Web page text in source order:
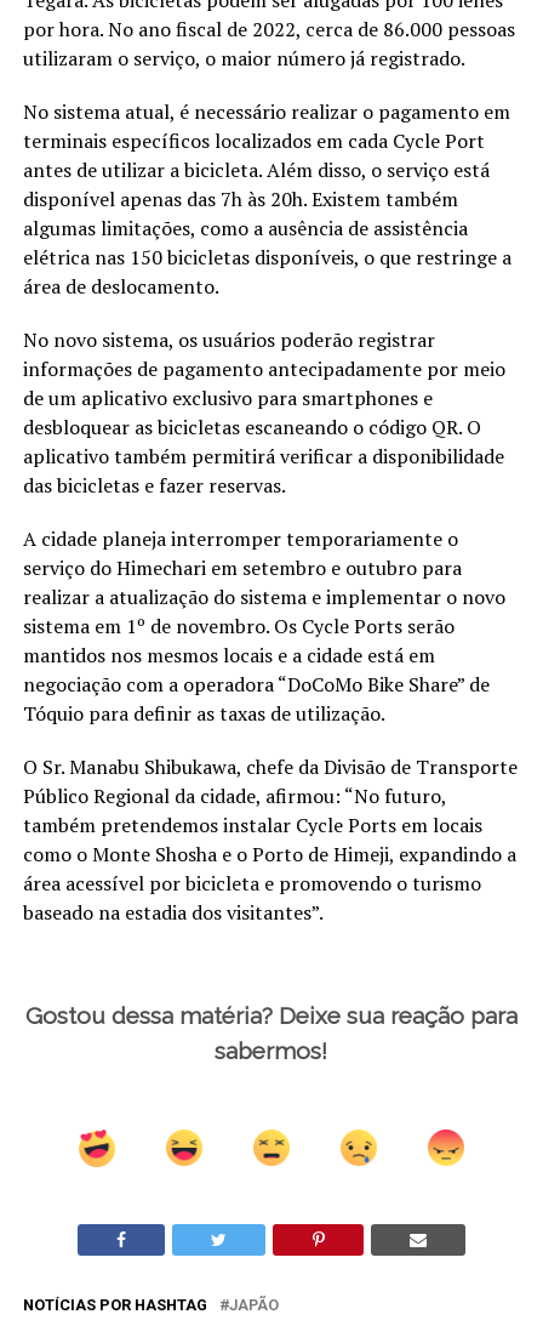
por hora. No ano fiscal de 2022, cerca de 86.000 pessoas
utilizaram o serviço, o maior número já registrado.
No sistema atual, é necessário realizar o pagamento em
terminais específicos localizados em cada Cycle Port
antes de utilizar a bicicleta. Além disso, o serviço está
disponível apenas das 7h às 20h. Existem também
algumas limitações, como a ausência de assistência
elétrica nas 150 bicicletas disponíveis, o que restringe a
área de deslocamento.
No novo sistema, os usuários poderão registrar
informações de pagamento antecipadamente por meio
de um aplicativo exclusivo para smartphones e
desbloquear as bicicletas escaneando o código QR. O
aplicativo também permitirá verificar a disponibilidade
das bicicletas e fazer reservas.
A cidade planeja interromper temporariamente o
serviço do Himechari em setembro e outubro para
realizar a atualização do sistema e implementar o novo
sistema em 1º de novembro. Os Cycle Ports serão
mantidos nos mesmos locais e a cidade está em
negociação com a operadora “DoCoMo Bike Share” de
Tóquio para definir as taxas de utilização.
O Sr. Manabu Shibukawa, chefe da Divisão de Transporte
Público Regional da cidade, afirmou: “No futuro,
também pretendemos instalar Cycle Ports em locais
como o Monte Shosha e o Porto de Himeji, expandindo a
área acessível por bicicleta e promovendo o turismo
baseado na estadia dos visitantes”.
Gostou dessa matéria? Deixe sua reação para
sabermos!
NOTÍCIAS POR HASHTAG JAPÃO